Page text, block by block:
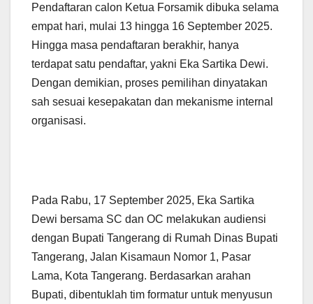
‎Pendaftaran calon Ketua Forsamik dibuka selama
empat hari, mulai 13 hingga 16 September 2025.
Hingga masa pendaftaran berakhir, hanya
terdapat satu pendaftar, yakni Eka Sartika Dewi.
Dengan demikian, proses pemilihan dinyatakan
sah sesuai kesepakatan dan mekanisme internal
organisasi.
‎Pada Rabu, 17 September 2025, Eka Sartika
Dewi bersama SC dan OC melakukan audiensi
dengan Bupati Tangerang di Rumah Dinas Bupati
Tangerang, Jalan Kisamaun Nomor 1, Pasar
Lama, Kota Tangerang. Berdasarkan arahan
Bupati, dibentuklah tim formatur untuk menyusun